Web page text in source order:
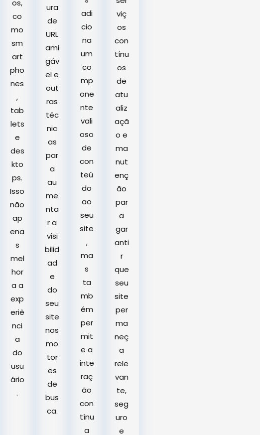
os,
co
mo
sm
art
pho
nes
,
tab
lets
e
des
kto
ps.
Isso
não
ap
ena
s
mel
hor
a a
exp
eriê
nci
a
do
usu
ário
.
ura
de
URL
ami
gáv
el e
out
ras
téc
nic
as
par
a
au
me
nta
r a
visi
bilid
ad
e
do
seu
site
nos
mo
tor
es
de
bus
ca.
adi
cio
na
um
co
mp
one
nte
vali
oso
de
con
teú
do
ao
seu
site
,
ma
s
ta
mb
ém
per
mit
e a
inte
raç
ão
con
tínu
a
viç
os
con
tínu
os
de
atu
aliz
açã
o e
ma
nut
enç
ão
par
a
gar
anti
r
que
seu
site
per
ma
neç
a
rele
van
te,
seg
uro
e